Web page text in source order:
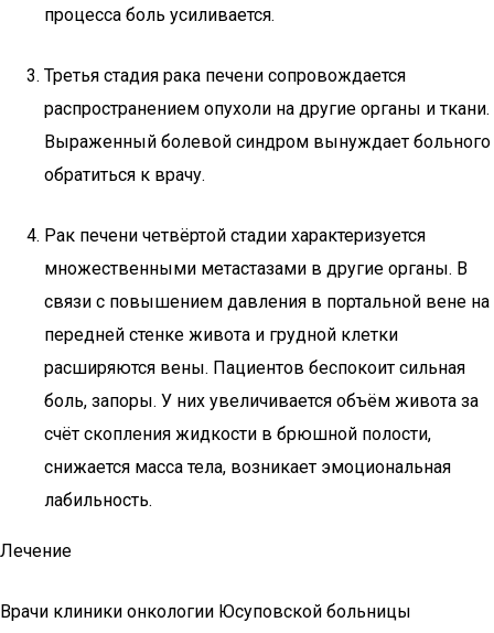
процесса боль усиливается.
Третья стадия рака печени сопровождается
распространением опухоли на другие органы и ткани.
Выраженный болевой синдром вынуждает больного
обратиться к врачу.
Рак печени четвёртой стадии характеризуется
множественными метастазами в другие органы. В
связи с повышением давления в портальной вене на
передней стенке живота и грудной клетки
расширяются вены. Пациентов беспокоит сильная
боль, запоры. У них увеличивается объём живота за
счёт скопления жидкости в брюшной полости,
снижается масса тела, возникает эмоциональная
лабильность.
Лечение
Врачи клиники онкологии Юсуповской больницы